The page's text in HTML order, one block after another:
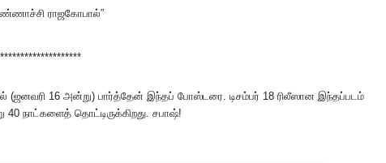
ராஜகோபால்”
(ஜனவரி 16 அன்று) பார்த்தேன் இந்தப் போஸ்டரை. டிசம்பர் 18 ரிலீஸான இந்தப்படம்
40 நாட்களைத் தொட்டிருக்கிறது. சபாஷ்!